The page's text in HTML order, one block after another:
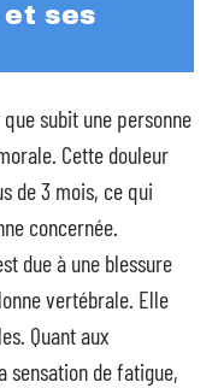
ses
subit une personne
Cette douleur
de 3 mois, ce qui
concernée.
due à une blessure
vertébrale. Elle
Quant aux
sensation de fatigue,